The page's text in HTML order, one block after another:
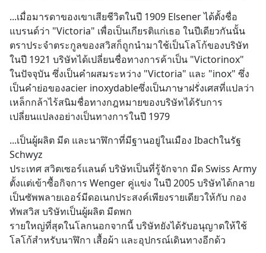
...เมื่อมารดาของเขาเสียชีวิตในปี 1909 Elsener ได้ตั้งชื่อ
แบรนด์ว่า "Victoria" เพื่อเป็นเกียรติแก่เธอ ในปีเดียวกันนั้น
ตราประจำตระกูลของสวิสก็ถูกนำมาใช้เป็นโลโก้ของบริษัท
ในปี 1921 บริษัทได้เปลี่ยนชื่อทางการค้าเป็น "Victorinox"
ในปัจจุบัน ซึ่งเป็นคำผสมระหว่าง "Victoria" และ "inox" ซึ่ง
เป็นคำย่อของacier inoxydableซึ่งเป็นภาษาฝรั่งเศสที่แปลว่า
เหล็กกล้าไร้สนิมชื่อทางกฎหมายของบริษัทได้รับการ
เปลี่ยนแปลงอย่างเป็นทางการในปี 1979
...เป็นผู้ผลิต มีด และนาฬิกาที่มีฐานอยู่ในเมือง Ibachในรัฐ
Schwyz
ประเทศ สวิตเซอร์แลนด์ บริษัทเป็นที่รู้จักจาก มีด Swiss Army
ตั้งแต่เข้าซื้อกิจการ Wenger คู่แข่ง ในปี 2005 บริษัทได้กลาย
เป็นซัพพลายเออร์มีดอเนกประสงค์เพียงรายเดียวให้กับ กอง
ทัพสวิส บริษัทเป็นผู้ผลิต มีดพก
รายใหญ่ที่สุดในโลกนอกจากนี้ บริษัทยังได้รับอนุญาตให้ใช้
โลโก้สำหรับนาฬิกา เสื้อผ้า และอุปกรณ์เดินทางอีกด้ว